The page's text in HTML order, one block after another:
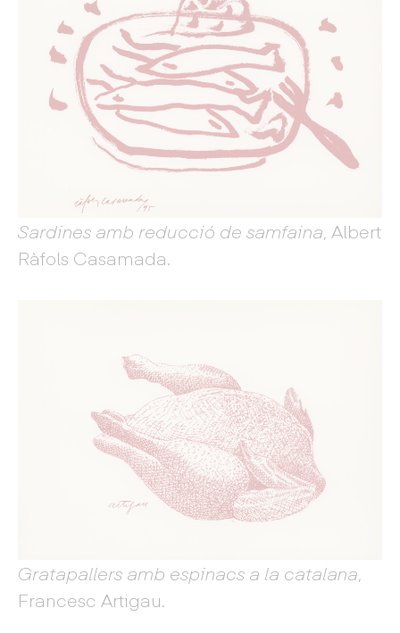
Sardines amb reducció de samfaina, Albert
Ràfols Casamada.
Gratapallers amb espinacs a la catalana,
Francesc Artigau.